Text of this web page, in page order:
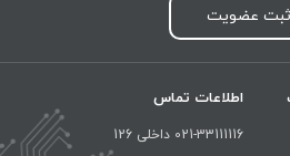
ثبت عضویت
اطلاعات تماس
021-33111116 داخلی 126